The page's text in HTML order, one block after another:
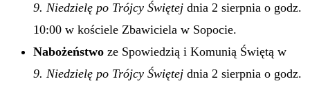
9. Niedzielę po Trójcy Świętej dnia 2 sierpnia o godz.
10:00 w kościele Zbawiciela w Sopocie.
Nabożeństwo ze Spowiedzią i Komunią Świętą w
9. Niedzielę po Trójcy Świętej dnia 2 sierpnia o godz.